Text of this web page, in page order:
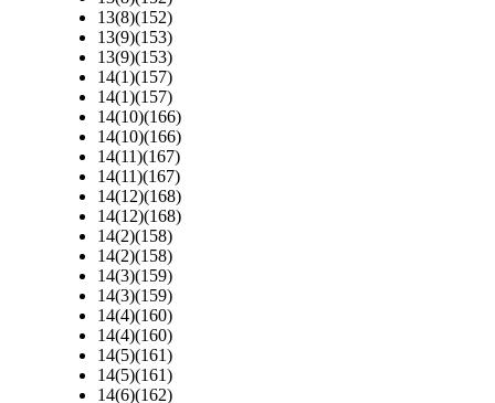
13(8)(152)
13(9)(153)
13(9)(153)
14(1)(157)
14(1)(157)
14(10)(166)
14(10)(166)
14(11)(167)
14(11)(167)
14(12)(168)
14(12)(168)
14(2)(158)
14(2)(158)
14(3)(159)
14(3)(159)
14(4)(160)
14(4)(160)
14(5)(161)
14(5)(161)
14(6)(162)